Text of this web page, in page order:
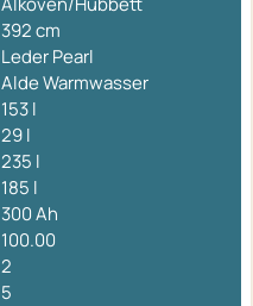
392 cm
Leder Pearl
Alde Warmwasser
153 l
29 l
235 l
185 l
300 Ah
100.00
2
5